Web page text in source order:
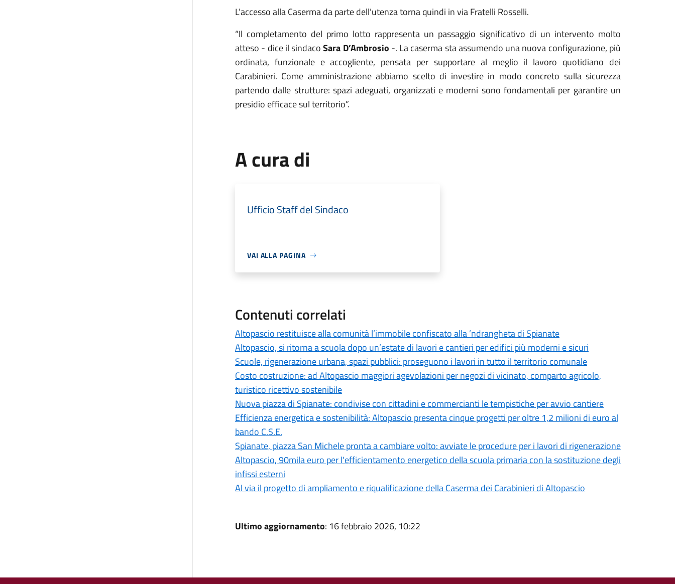
L’accesso alla Caserma da parte dell’utenza torna quindi in via Fratelli Rosselli.
“Il completamento del primo lotto rappresenta un passaggio significativo di un intervento molto
atteso - dice il sindacoSara D’Ambrosio -. La caserma sta assumendo una nuova configurazione, più
ordinata, funzionale e accogliente, pensata per supportare al meglio il lavoro quotidiano dei
Carabinieri. Come amministrazione abbiamo scelto di investire in modo concreto sulla sicurezza
partendo dalle strutture: spazi adeguati, organizzati e moderni sono fondamentali per garantire un
presidio efficace sul territorio”.
A cura di
Ufficio Staff del Sindaco
VAI ALLA PAGINA
Contenuti correlati
Altopascio restituisce alla comunità l’immobile confiscato alla ’ndrangheta di Spianate
Altopascio, si ritorna a scuola dopo un’estate di lavori e cantieri per edifici più moderni e sicuri
Scuole, rigenerazione urbana, spazi pubblici: proseguono i lavori in tutto il territorio comunale
Costo costruzione: ad Altopascio maggiori agevolazioni per negozi di vicinato, comparto agricolo,
turistico ricettivo sostenibile
Nuova piazza di Spianate: condivise con cittadini e commercianti le tempistiche per avvio cantiere
Efficienza energetica e sostenibilità: Altopascio presenta cinque progetti per oltre 1,2 milioni di euro al
bando C.S.E.
Spianate, piazza San Michele pronta a cambiare volto: avviate le procedure per i lavori di rigenerazione
Altopascio, 90mila euro per l'efficientamento energetico della scuola primaria con la sostituzione degli
infissi esterni
Al via il progetto di ampliamento e riqualificazione della Caserma dei Carabinieri di Altopascio
Ultimo aggiornamento: 16 febbraio 2026, 10:22